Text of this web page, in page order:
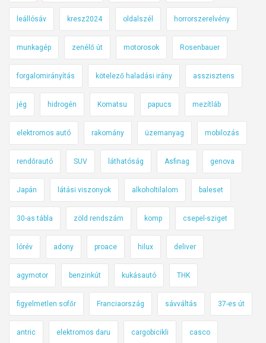
leállósáv kresz2024 oldalszél horrorszerelvény
munkagép zenélő út motorosok Rosenbauer
forgalomirányítás kötelező haladási irány asszisztens
jég hidrogén Komatsu papucs mezítláb
elektromos autó rakomány üzemanyag mobilozás
rendőrautó SUV láthatóság Asfinag genova
Japán látási viszonyok alkoholtilalom baleset
30-as tábla zöld rendszám komp csepel-sziget
lórév adony proace hilux deliver
agymotor benzinkút kukásautó THK
figyelmetlen sofőr Franciaország sávváltás 37-es út
antric elektromos daru cargobicikli casco